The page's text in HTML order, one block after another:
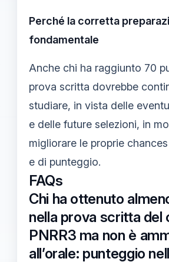
Perché la corretta
fondamentale
Anche chi ha raggiunto 70
prova scritta dovrebbe
studiare, in vista delle
e delle future selezioni, in
migliorare le proprie
e di punteggio.
FAQs
Chi ha ottenuto
nella prova scritta del
PNRR3 ma non è
all’orale: punteggio